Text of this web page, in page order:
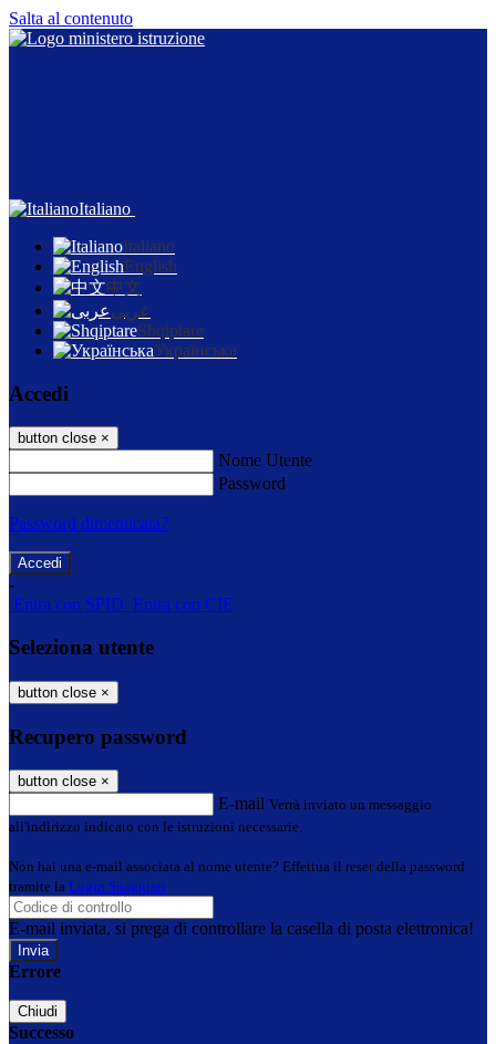
Salta al contenuto
Italiano
Italiano
English
中文
عربى
Shqiptare
Українська
Accedi
button close ×
Nome Utente
Password
Password dimenticata?
-
Entra con SPID Entra con CIE
Seleziona utente
button close ×
Recupero password
button close ×
E-mail Verrà inviato un messaggio
all'indirizzo indicato con le istruzioni necessarie.
Non hai una e-mail associata al nome utente? Effettua il reset della password
tramite la Login Spaggiari
E-mail inviata, si prega di controllare la casella di posta elettronica!
Errore
Chiudi
Successo